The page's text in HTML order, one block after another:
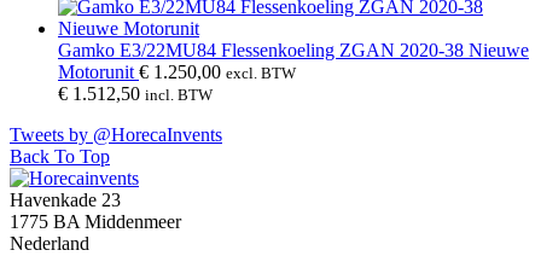
Gamko E3/22MU84 Flessenkoeling ZGAN 2020-38 Nieuwe
Motorunit € 1.250,00 excl. BTW
€ 1.512,50 incl. BTW
Tweets by @HorecaInvents
Back To Top
Havenkade 23
1775 BA Middenmeer
Nederland